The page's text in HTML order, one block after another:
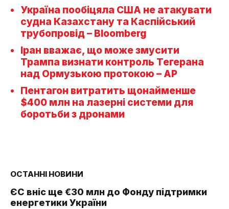
Україна пообіцяла США не атакувати
судна Казахстану та Каспійський
трубопровід – Bloomberg
Іран вважає, що може змусити
Трампа визнати контроль Тегерана
над Ормузькою протокою – AP
Пентагон витратить щонайменше
$400 млн на лазерні системи для
боротьби з дронами
ОСТАННІ НОВИНИ
ЄС вніс ще €30 млн до Фонду підтримки
енергетики України